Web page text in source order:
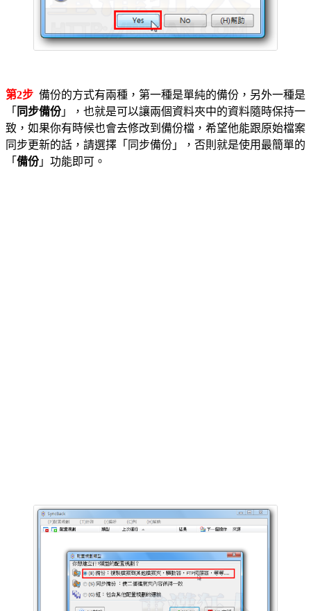
第2步 備份的方式有兩種，第一種是單純的備份，另外一種是
「 同步備份 」，也就是可以讓兩個資料夾中的資料隨時保持一
致，如果你有時候也會去修改到備份檔，希望他能跟原始檔案
同步更新的話，請選擇「同步備份」，否則就是使用最簡單的
「 備份 」功能即可。